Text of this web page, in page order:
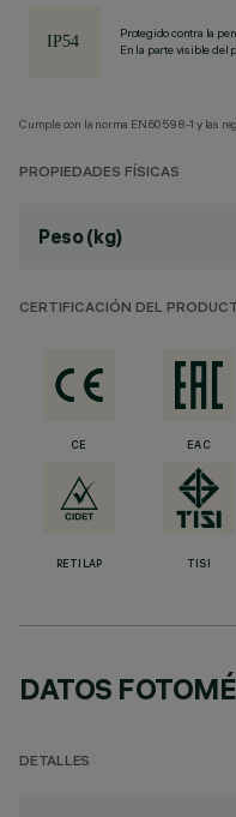
Protegido contra la
En la parte visible del
Cumple con la norma EN60598-1 y las
PROPIEDADES FÍSICAS
Peso (kg)
CERTIFICACIÓN DEL
CE EAC
RETILAP TISI
DATOS
DETALLES